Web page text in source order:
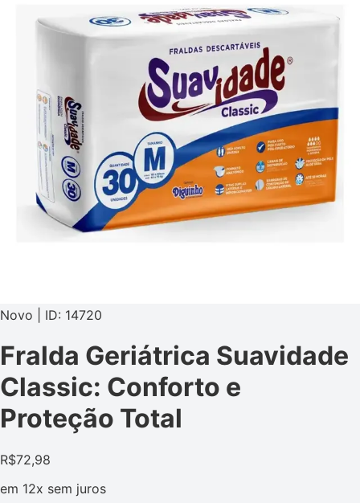
Novo | ID: 14720
Fralda Geriátrica Suavidade
Classic: Conforto e
Proteção Total
R$72,98
em 12x sem juros